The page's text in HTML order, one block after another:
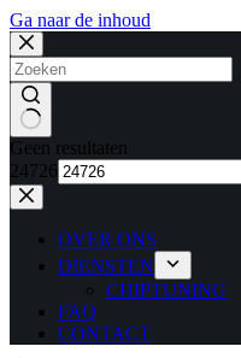
Ga naar de inhoud
Geen resultaten
24726
OVER ONS
DIENSTEN
CHIPTUNING
FAQ
CONTACT